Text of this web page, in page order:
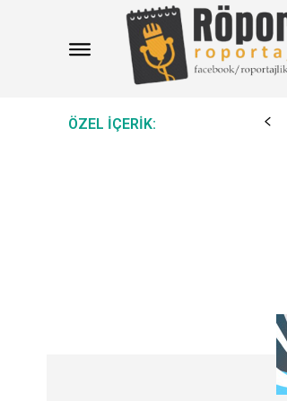
ÖZEL IÇERIK: